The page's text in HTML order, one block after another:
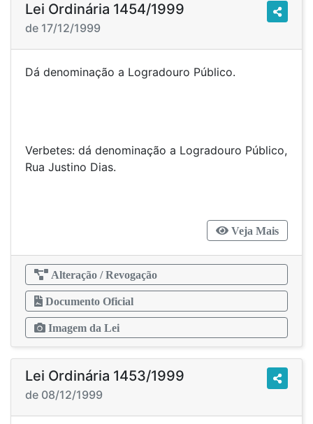
Lei Ordinária 1454/1999
de 17/12/1999
Dá denominação a Logradouro Público.
Verbetes: dá denominação a Logradouro Público,
Rua Justino Dias.
Veja Mais
Alteração / Revogação
Documento Oficial
Imagem da Lei
Lei Ordinária 1453/1999
de 08/12/1999